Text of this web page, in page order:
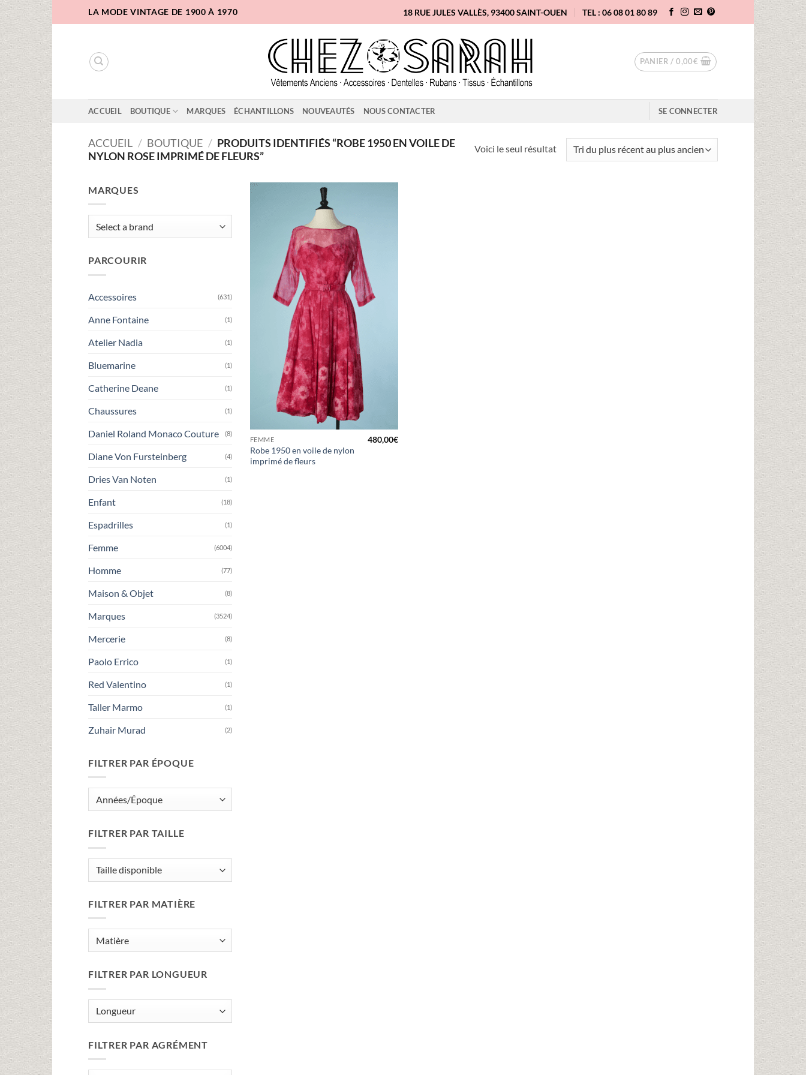
au
LA MODE VINTAGE DE 1900 À 1970 18 RUE JULES VALLÈS, 93400 SAINT-OUEN TEL : 06 08 01 80 89
PANIER /0,00€
ACCUEIL BOUTIQUE MARQUES ÉCHANTILLONS NOUVEAUTÉS NOUS CONTACTER SE CONNECTER
ACCUEIL / BOUTIQUE / PRODUITS IDENTIFIÉS “ROBE 1950 EN VOILE DE
NYLON ROSE IMPRIMÉ DE FLEURS”
Voici le seul résultat
MARQUES
PARCOURIR
Accessoires (631)
Anne Fontaine (1)
Atelier Nadia (1)
Bluemarine (1)
Catherine Deane (1)
Chaussures (1)
Daniel Roland Monaco Couture (8)
Diane Von Fursteinberg (4)
Dries Van Noten (1)
Enfant (18)
Espadrilles (1)
Femme (6004)
Homme (77)
Maison & Objet (8)
Marques (3524)
Mercerie (8)
Paolo Errico (1)
Red Valentino (1)
Taller Marmo (1)
Zuhair Murad (2)
FILTRER PAR ÉPOQUE
FILTRER PAR TAILLE
FILTRER PAR MATIÈRE
FILTRER PAR LONGUEUR
FILTRER PAR AGRÉMENT
FEMME
Robe 1950 en voile de nylon
imprimé de fleurs
480,00€